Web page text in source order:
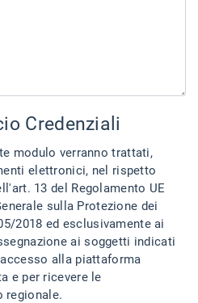
Credenziali
modulo verranno trattati,
elettronici, nel rispetto
13 del Regolamento UE
sulla Protezione dei
2018 ed esclusivamente ai
ai soggetti indicati
alla piattaforma
e per ricevere le
regionale.